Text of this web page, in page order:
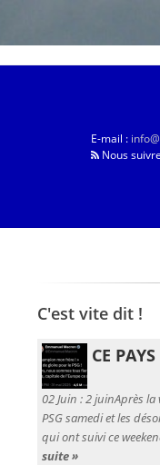
E-mail :
Nous
C'est vite dit !
CE
02 Juin :2 juinAprès la
PSG samedi et les
qui ont suivi ce
suite »